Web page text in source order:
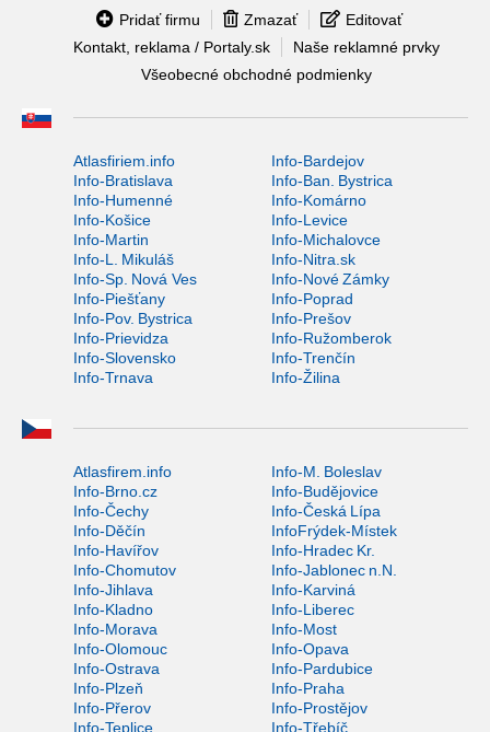
Pridať firmu Zmazať
Editovať
Kontakt, reklama / Portaly.sk
Naše reklamné prvky
Všeobecné obchodné podmienky
Atlasfiriem.info
Info-Bardejov
Info-Bratislava
Info-Ban. Bystrica
Info-Humenné
Info-Komárno
Info-Košice
Info-Levice
Info-Martin
Info-Michalovce
Info-L. Mikuláš
Info-Nitra.sk
Info-Sp. Nová Ves
Info-Nové Zámky
Info-Piešťany
Info-Poprad
Info-Pov. Bystrica
Info-Prešov
Info-Prievidza
Info-Ružomberok
Info-Slovensko
Info-Trenčín
Info-Trnava
Info-Žilina
Atlasfirem.info
Info-M. Boleslav
Info-Brno.cz
Info-Budějovice
Info-Čechy
Info-Česká Lípa
Info-Děčín
InfoFrýdek-Místek
Info-Havířov
Info-Hradec Kr.
Info-Chomutov
Info-Jablonec n.N.
Info-Jihlava
Info-Karviná
Info-Kladno
Info-Liberec
Info-Morava
Info-Most
Info-Olomouc
Info-Opava
Info-Ostrava
Info-Pardubice
Info-Plzeň
Info-Praha
Info-Přerov
Info-Prostějov
Info-Teplice
Info-Třebíč